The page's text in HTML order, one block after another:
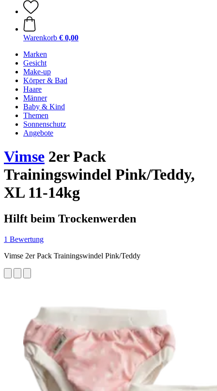
Warenkorb € 0,00
Marken
Gesicht
Make-up
Körper & Bad
Haare
Männer
Baby & Kind
Themen
Sonnenschutz
Angebote
Vimse 2er Pack
Trainingswindel Pink/Teddy,
XL 11-14kg
Hilft beim Trockenwerden
1 Bewertung
Vimse 2er Pack Trainingswindel Pink/Teddy